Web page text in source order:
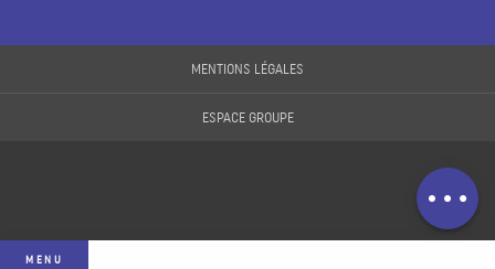
MENU
email
MENTIONS LÉGALES
ESPACE GROUPE